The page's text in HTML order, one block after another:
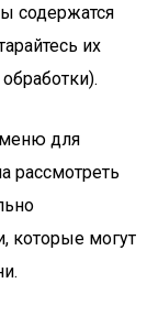
содержатся
их
меню для
рассмотреть
которые могут